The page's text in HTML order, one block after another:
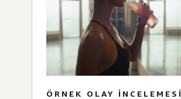
ÖRNEK OLAY INCELEMESI